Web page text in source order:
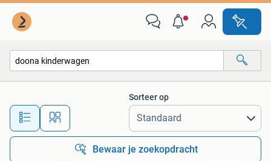
Alle afstanden…
Sorteer op
Bewaar je zoekopdracht